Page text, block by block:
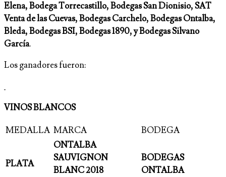
Elena, Bodega Torrecastillo, Bodegas San Dionisio, SAT
Venta de las Cuevas, Bodegas Carchelo, Bodegas Ontalba,
Bleda, Bodegas BSI, Bodegas 1890, y Bodegas Silvano
García.
Los ganadores fueron:
VINOS BLANCOS
MEDALLA MARCA BODEGA
PLATA
ONTALBA
SAUVIGNON
BLANC 2018
BODEGAS
ONTALBA